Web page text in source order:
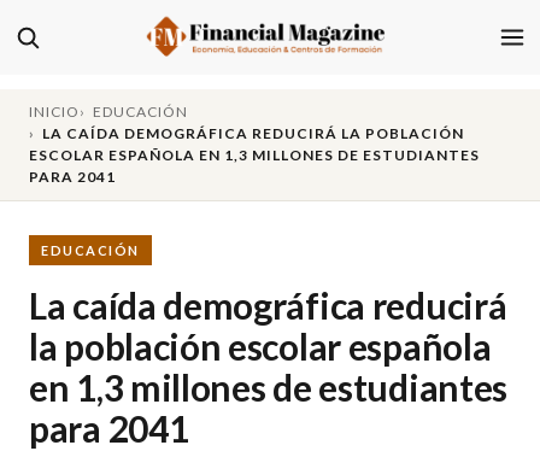
INICIO
EDUCACIÓN
LA CAÍDA DEMOGRÁFICA REDUCIRÁ LA POBLACIÓN
ESCOLAR ESPAÑOLA EN 1,3 MILLONES DE ESTUDIANTES
PARA 2041
EDUCACIÓN
La caída demográfica reducirá
la población escolar española
en 1,3 millones de estudiantes
para 2041